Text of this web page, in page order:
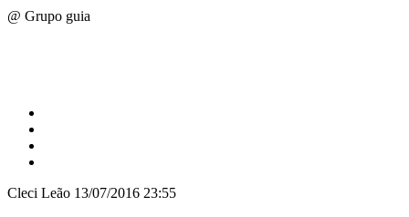
@ Grupo guia
Cleci Leão 13/07/2016 23:55